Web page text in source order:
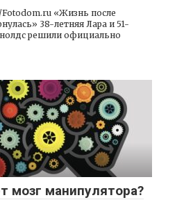
«Жизнь после
38-летняя Лара и 51-
решили официально
мозг манипулятора?